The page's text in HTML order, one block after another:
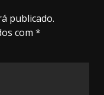
publicado.
com *